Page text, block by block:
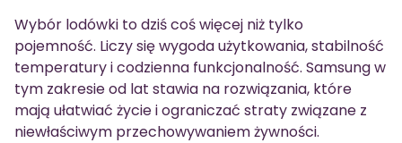
Wybór lodówki to dziś coś więcej niż tylko
pojemność. Liczy się wygoda użytkowania, stabilność
temperatury i codzienna funkcjonalność. Samsung w
tym zakresie od lat stawia na rozwiązania, które
mają ułatwiać życie i ograniczać straty związane z
niewłaściwym przechowywaniem żywności.